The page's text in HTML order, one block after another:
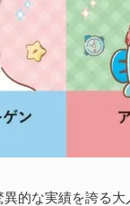
的な実績を誇る